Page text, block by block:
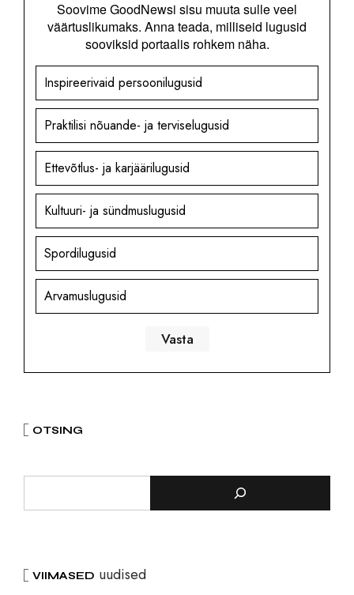
Soovime GoodNewsi sisu muuta sulle veel
väärtuslikumaks. Anna teada, milliseid lugusid
sooviksid portaalis rohkem näha.
Inspireerivaid persoonilugusid
Praktilisi nõuande- ja terviselugusid
Ettevõtlus- ja karjäärilugusid
Kultuuri- ja sündmuslugusid
Spordilugusid
Arvamuslugusid
OTSING
VIIMASED uudised